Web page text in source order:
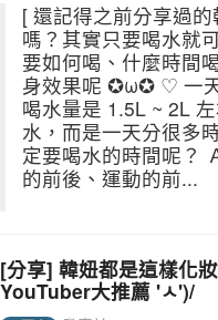
[ 還記得之前分享過
嗎？其實只要喝水就
要如何喝、什麼時間
身效果呢 ✪ω✪ ♡ 一
喝水量是 1.5L ~ 2L
水，而是一天分很多
定要喝水的時間呢？
的前後、運動的前...
[分享] 韓妞都是這樣化
YouTuber大推薦 'ㅅ')/